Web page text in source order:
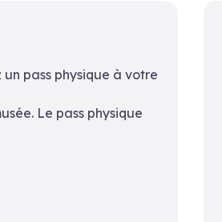
pass physique à votre
Le pass physique